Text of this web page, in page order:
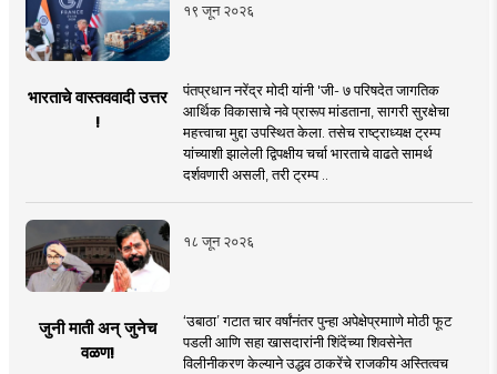
१९ जून २०२६
भारताचे वास्तववादी उत्तर
!
पंतप्रधान नरेंद्र मोदी यांनी 'जी- ७ परिषदेत जागतिक
आर्थिक विकासाचे नवे प्रारूप मांडताना, सागरी सुरक्षेचा
महत्त्वाचा मुद्दा उपस्थित केला. तसेच राष्ट्राध्यक्ष ट्रम्प
यांच्याशी झालेली द्विपक्षीय चर्चा भारताचे वाढते सामर्थ
दर्शवणारी असली, तरी ट्रम्प ..
१८ जून २०२६
जुनी माती अन् जुनेच
वळण!
‘उबाठा’ गटात चार वर्षांनंतर पुन्हा अपेक्षेप्रमााणे मोठी फूट
पडली आणि सहा खासदारांनी शिंदेंच्या शिवसेनेत
विलीनीकरण केल्याने उद्धव ठाकरेंचे राजकीय अस्तित्वच